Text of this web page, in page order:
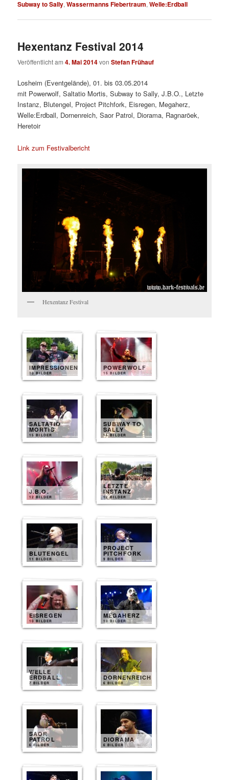
Subway to Sally,Wassermanns Fiebertraum,Welle:Erdball
Hexentanz Festival 2014
Veröffentlicht am4. Mai 2014vonStefan Frühauf
Losheim (Eventgelände), 01. bis 03.05.2014
mit Powerwolf, Saltatio Mortis, Subway to Sally, J.B.O., Letzte
Instanz, Blutengel, Project Pitchfork, Eisregen, Megaherz,
Welle:Erdball, Dornenreich, Saor Patrol, Diorama, Ragnaröek,
Heretoir
Link zum Festivalbericht
Hexentanz Festival
IMPRESSIONEN
30 BILDER
POWERWOLF
15 BILDER
SALTATIO
MORTIS
15 BILDER
SUBWAY TO
SALLY
15 BILDER
J.B.O.
12 BILDER
LETZTE
INSTANZ
12 BILDER
BLUTENGEL
11 BILDER
PROJECT
PITCHFORK
9 BILDER
EISREGEN
10 BILDER
MEGAHERZ
10 BILDER
WELLE
ERDBALL
7 BILDER
DORNENREICH
6 BILDER
SAOR
PATROL
6 BILDER
DIORAMA
6 BILDER